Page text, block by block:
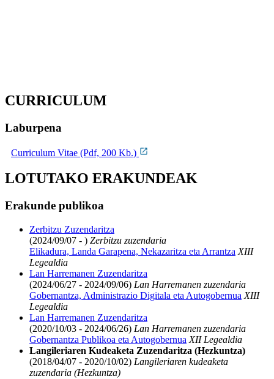
CURRICULUM
Laburpena
Curriculum Vitae (Pdf, 200 Kb.)
LOTUTAKO ERAKUNDEAK
Erakunde publikoa
Zerbitzu Zuzendaritza
(2024/09/07 - ) Zerbitzu zuzendaria
Elikadura, Landa Garapena, Nekazaritza eta Arrantza XIII
Legealdia
Lan Harremanen Zuzendaritza
(2024/06/27 - 2024/09/06) Lan Harremanen zuzendaria
Gobernantza, Administrazio Digitala eta Autogobernua XIII
Legealdia
Lan Harremanen Zuzendaritza
(2020/10/03 - 2024/06/26) Lan Harremanen zuzendaria
Gobernantza Publikoa eta Autogobernua XII Legealdia
Langileriaren Kudeaketa Zuzendaritza (Hezkuntza)
(2018/04/07 - 2020/10/02) Langileriaren kudeaketa
zuzendaria (Hezkuntza)